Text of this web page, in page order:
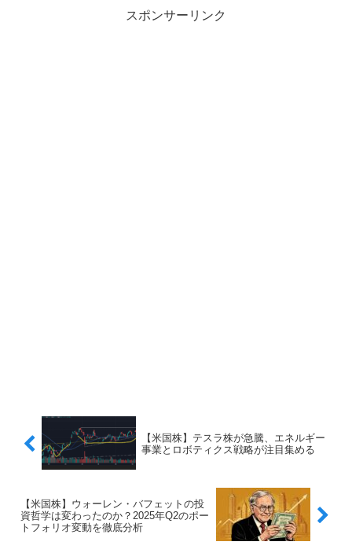
スポンサーリンク
【米国株】テスラ株が急騰、エネルギー
事業とロボティクス戦略が注目集める
【米国株】ウォーレン・バフェットの投
資哲学は変わったのか？2025年Q2のポー
トフォリオ変動を徹底分析